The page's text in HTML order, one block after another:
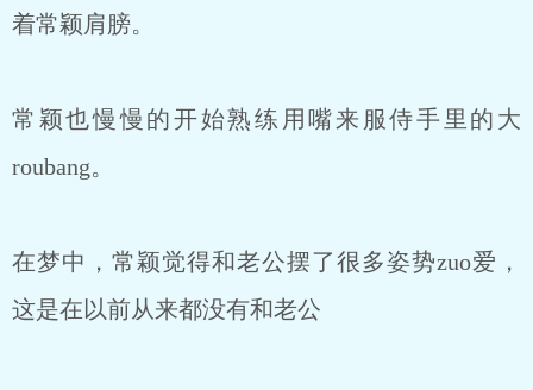
着常颖肩膀。
常颖也慢慢的开始熟练用嘴来服侍手里的大
roubang。
在梦中，常颖觉得和老公摆了很多姿势zuo爱，
这是在以前从来都没有和老公